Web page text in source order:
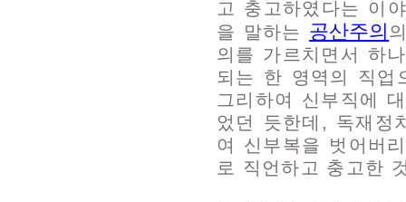
고 충고하였다는 이
을 말하는 공산주의
의를 가르치면서 하
되는 한 영역의 직업
그리하여 신부직에
었던 듯한데, 독재정
여 신부복을 벗어버
로 직언하고 충고한